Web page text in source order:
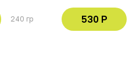
гороха, кунжутом и
манговым соусом
240 гр 530 Р